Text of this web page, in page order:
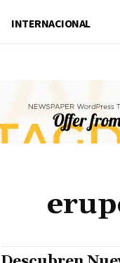
INTERNACIONAL